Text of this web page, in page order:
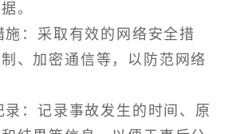
。
：采取有效的网络安全措
、加密通信等，以防范网络
：记录事故发生的时间、原